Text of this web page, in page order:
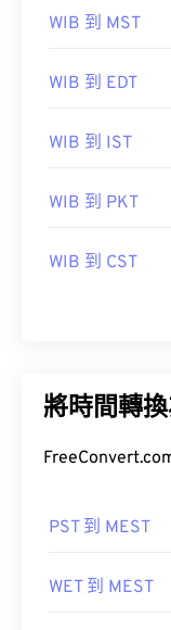
WIB 到 MST
WIB 到 EDT
WIB 到 IST
WIB 到 PKT
WIB 到 CST
將時間轉
PST 到 MEST
WET 到 MEST